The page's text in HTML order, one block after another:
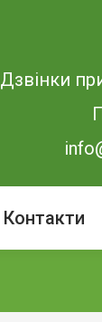
Дзвінки
Контакти